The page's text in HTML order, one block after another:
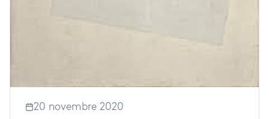
20 novembre 2020